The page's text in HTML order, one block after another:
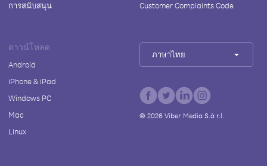
การสนับสนุน
Customer Complaints Code
ดาวน์โหลด
Android
iPhone & iPad
Windows PC
Mac
Linux
ภาษาไทย
© 2026Viber Media S.à r.l.